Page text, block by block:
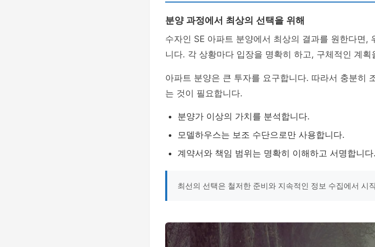
분양 과정에서 최상의 선택을 위해
수자인 SE 아파트 분양에서 최상의 결과를 원한다면,
니다. 각 상황마다 입장을 명확히 하고, 구체적인 계획
아파트 분양은 큰 투자를 요구합니다. 따라서 충분히
는 것이 필요합니다.
분양가 이상의 가치를 분석합니다.
모델하우스는 보조 수단으로만 사용합니다.
계약서와 책임 범위는 명확히 이해하고 서명합니다.
최선의 선택은 철저한 준비와 지속적인 정보 수집에서 시